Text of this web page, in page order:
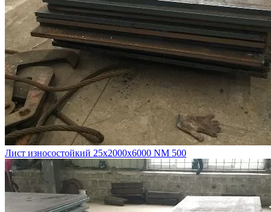
Лист износостойкий 25х2000х6000 NM 500